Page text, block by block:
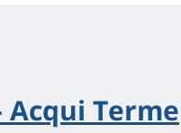
Acqui Terme